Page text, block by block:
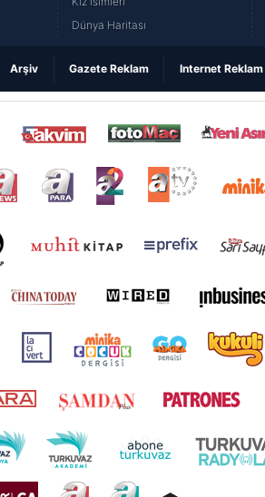
Dünya Haritası
Arşiv Gazete Reklam Internet Reklam